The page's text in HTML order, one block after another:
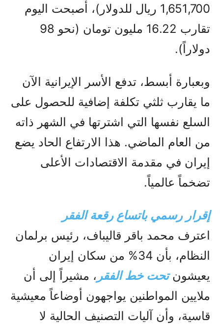
1,651,700 ريال للدولار)، أصبحت اليوم
تقارب 16.22 مليون تومان (نحو 98
دولاراً).
وبعبارة أبسط، تدفع الأسر الإيرانية الآن
ما يقارب ثلثي تكلفة إضافية للحصول على
السلع نفسها التي اشترتها في الشهر ذاته
من العام الماضي. هذا الارتفاع الحاد يضع
إيران في مقدمة الاقتصادات الأعلى
تضخماً عالمياً.
إقرار رسمي باتساع رقعة الفقر
اعترف محمد باقر قاليباف، رئيس برلمان
النظام، بأن 34% من سكان إيران
يعيشونتحت خط الفقر ، مشيراً إلى أن
ملايين المواطنين يواجهون أوضاعاً معيشية
قاسية، وأن آليات التصنيف الحالية لا